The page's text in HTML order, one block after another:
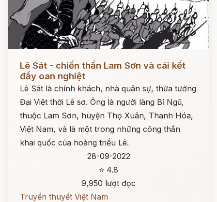
Lê Sát - chiến thần Lam Sơn và cái kết
đầy oan nghiệt
Lê Sát là chính khách, nhà quân sự, thừa tướng
Đại Việt thời Lê sơ. Ông là người làng Bỉ Ngũ,
thuộc Lam Sơn, huyện Thọ Xuân, Thanh Hóa,
Việt Nam, và là một trong những công thần
khai quốc của hoàng triều Lê.
28-09-2022
⭐ 4.8
9,950 lượt đọc
Truyền thuyết Việt Nam